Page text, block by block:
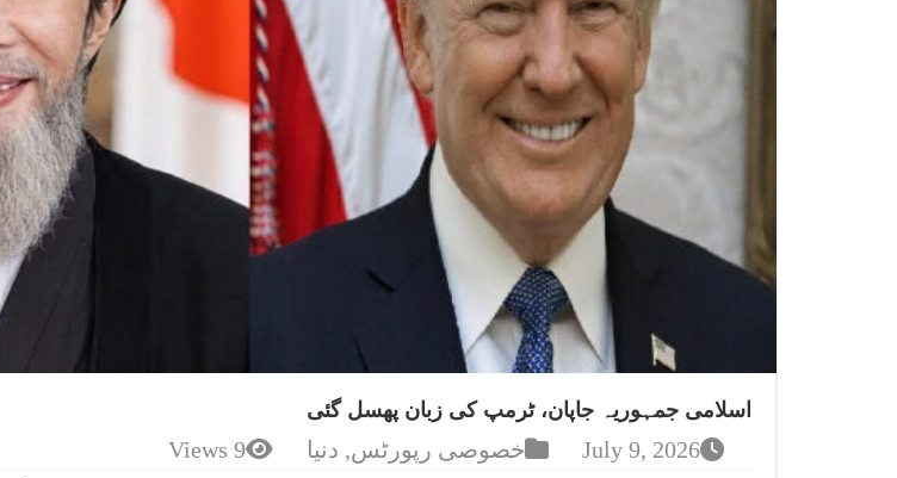
اسلامی جمہوریہ جاپان، ٹرمپ کی زبان پھسل گئی
July 9, 2026 خصوصی رپورٹس, دنیا 9 Views